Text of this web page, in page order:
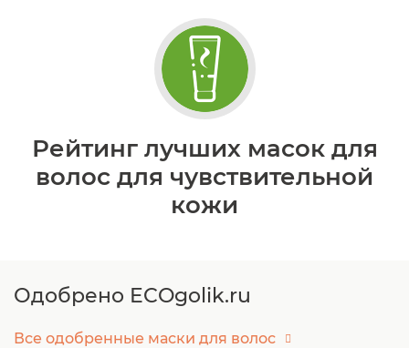
Рейтинг лучших масок для
волос для чувствительной
кожи
Одобрено ECOgolik.ru
Все одобренные маски для волос